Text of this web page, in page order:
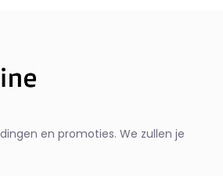
en promoties. We zullen je